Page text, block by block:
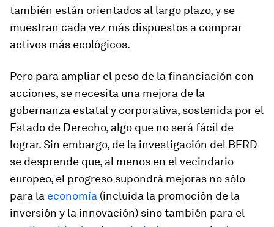
también están orientados al largo plazo, y se
muestran cada vez más dispuestos a comprar
activos más ecológicos.
Pero para ampliar el peso de la financiación con
acciones, se necesita una mejora de la
gobernanza estatal y corporativa, sostenida por el
Estado de Derecho, algo que no será fácil de
lograr. Sin embargo, de la investigación del BERD
se desprende que, al menos en el vecindario
europeo, el progreso supondrá mejoras no sólo
para la economía (incluida la promoción de la
inversión y la innovación) sino también para el